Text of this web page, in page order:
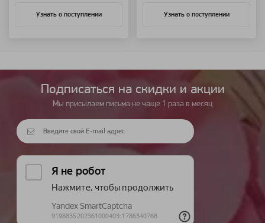
Узнать о поступлении Узнать о поступлении
Подписаться на cкидки и акции
Мы присылаем письма не чаще 1 раза в месяц